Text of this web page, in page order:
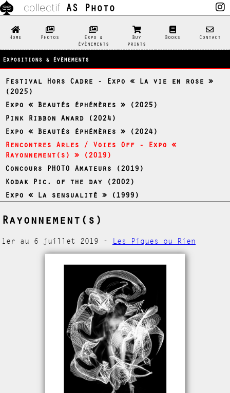
collectif AS Photo
Home Photos
Expo &
évènements
Buy
prints
Books Contact
Expositions & évènements
Festival Hors Cadre - Expo « La vie en rose »
(2025)
Expo « Beautés éphémères » (2025)
Pink Ribbon Award (2024)
Expo « Beautés éphémères » (2024)
Rencontres Arles / Voies Off - Expo «
Rayonnement(s) » (2019)
Concours PHOTO Amateurs (2019)
Kodak Pic. of the day (2002)
Expo « La sensualité » (1999)
Rayonnement(s)
1er au 6 juillet 2019 - Les Piques ou Rien